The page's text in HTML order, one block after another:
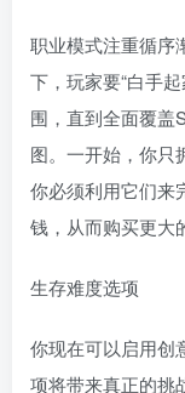
职业模式注重循序
下，玩家要“白手
围，直到全面覆盖
图。一开始，你只
你必须利用它们来
钱，从而购买更大
生存难度选项
你现在可以启用创
项将带来真正的挑